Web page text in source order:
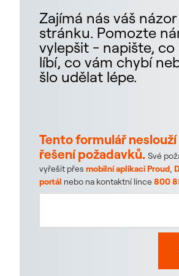
Zajímá nás váš
stránku. Pomozte
vylepšit - napište, co
líbí, co vám chybí
šlo udělat lépe.
Tento formulář
řešení požadavků. Své
vyřešit přes mobilní aplikaci Proud,
portál nebo na kontaktní lince800